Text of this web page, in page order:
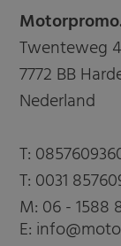
Twenteweg
7772 BB
Nederland
T:
T: 0031
M: 06 - 1588
E: